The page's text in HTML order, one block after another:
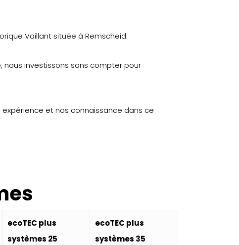
Vaillant située à Remscheid.
nous investissons sans compter pour
et nos connaissance dans ce
ecoTEC plus
systèmes 25
ecoTEC plus
systèmes 35